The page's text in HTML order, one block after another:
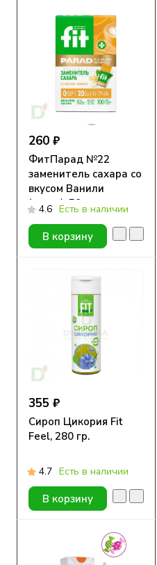
260 ₽
ФитПарад №22
заменитель сахара со
вкусом Ванили
(стики), 50гр
4.6 Есть в наличии
В корзину
355 ₽
Сироп Цикория Fit
Feel, 280 гр.
4.7 Есть в наличии
В корзину